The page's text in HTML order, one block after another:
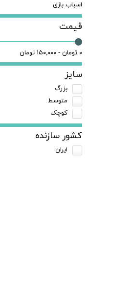
اسباب بازی
قیمت
۰ تومان - ۱۵۰,۰۰۰ تومان
سایز
بزرگ
متوسط
کوچک
کشور سازنده
ایران